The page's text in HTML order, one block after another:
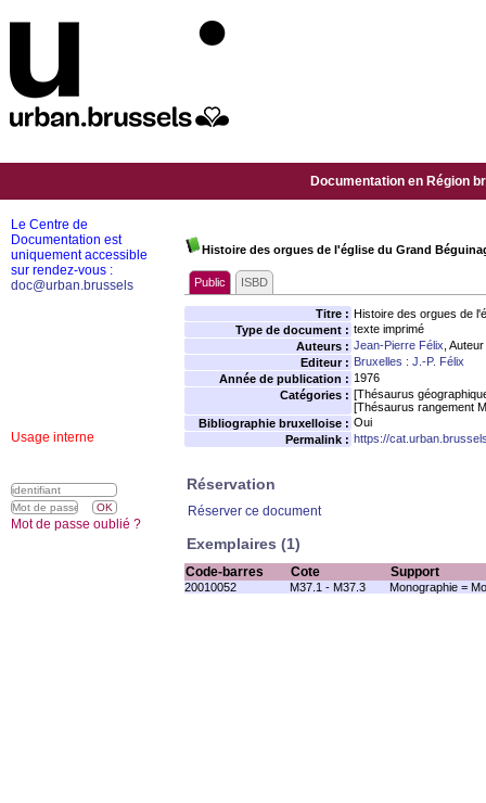
Documentation en Région
Histoire des orgues de l'église du Grand
Public ISBD
Titre : Histoire des orgues de
Type de document : texte imprimé
Auteurs : Jean-Pierre Félix , Auteur
Editeur : Bruxelles : J.-P. Félix
Année de publication : 1976
Catégories : [Thésaurus
[Thésaurus rangement
Bibliographie bruxelloise : Oui
Permalink : https://
Réservation
Réserver ce document
Exemplaires (1)
Code-barres Cote Support
20010052 M37.1 - M37.3 Monographie =
Le Centre de
Documentation est
uniquement accessible
sur rendez-vous :
doc@urban.brussels
Usage interne
Mot de passe oublié ?